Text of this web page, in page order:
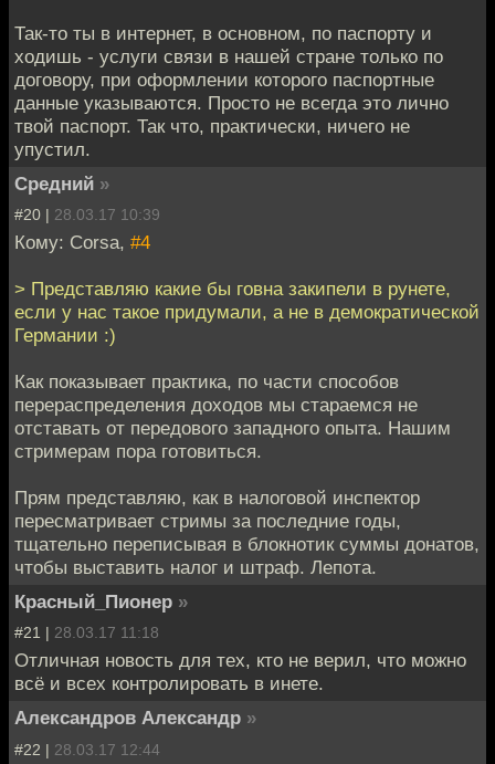
Так-то ты в интернет, в основном, по паспорту и
ходишь - услуги связи в нашей стране только по
договору, при оформлении которого паспортные
данные указываются. Просто не всегда это лично
твой паспорт. Так что, практически, ничего не
упустил.
Средний »
#20 | 28.03.17 10:39
Кому: Corsa, #4
> Представляю какие бы говна закипели в рунете,
если у нас такое придумали, а не в демократической
Германии :)
Как показывает практика, по части способов
перераспределения доходов мы стараемся не
отставать от передового западного опыта. Нашим
стримерам пора готовиться.
Прям представляю, как в налоговой инспектор
пересматривает стримы за последние годы,
тщательно переписывая в блокнотик суммы донатов,
чтобы выставить налог и штраф. Лепота.
Красный_Пионер »
#21 | 28.03.17 11:18
Отличная новость для тех, кто не верил, что можно
всё и всех контролировать в инете.
Александров Александр »
#22 | 28.03.17 12:44